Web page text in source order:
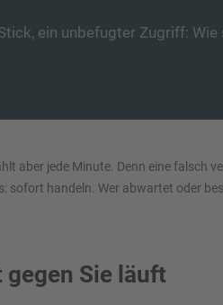
ein unbefugter Zugriff: Wie
aber jede Minute. Denn eine falsch
sofort handeln. Wer abwartet oder
gegen Sie läuft